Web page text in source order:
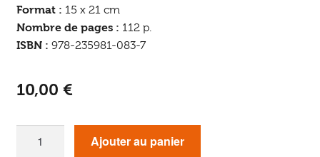
Format : 15 x 21 cm
Nombre de pages : 112 p.
ISBN : 978-235981-083-7
10,00 €
Ajouter au panier